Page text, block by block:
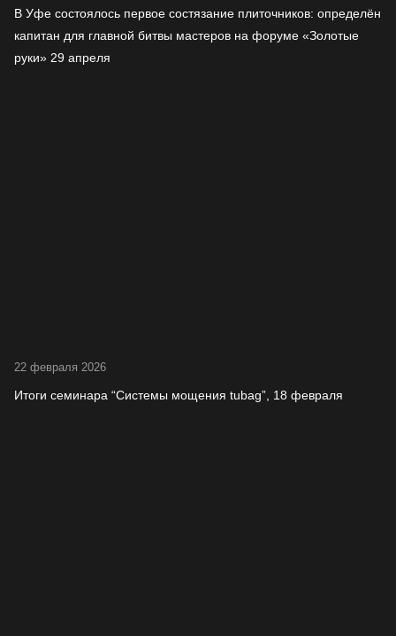
В Уфе состоялось первое состязание плиточников: определён
капитан для главной битвы мастеров на форуме «Золотые
руки» 29 апреля
22 февраля 2026
Итоги семинара “Системы мощения tubag”, 18 февраля